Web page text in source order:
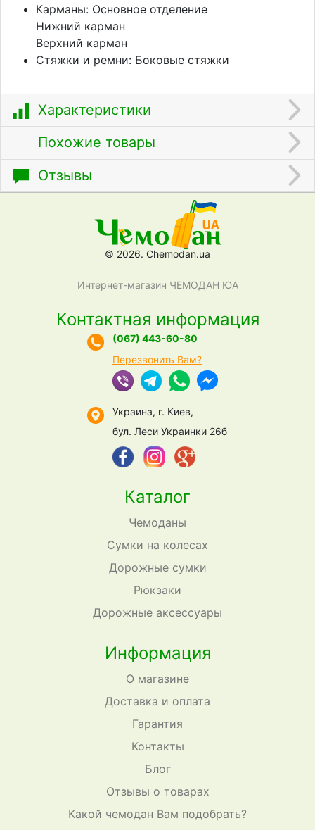
Карманы: Основное отделение
Нижний карман
Верхний карман
Стяжки и ремни: Боковые стяжки
Характеристики
Похожие товары
Отзывы
© 2026. Chemodan.ua
Интернет-магазин ЧЕМОДАН ЮА
Каталог
Чемоданы
Сумки на колесах
Дорожные сумки
Рюкзаки
Дорожные аксессуары
Информация
О магазине
Доставка и оплата
Гарантия
Контакты
Блог
Отзывы о товарах
Какой чемодан Вам подобрать?
Контактная информация
(067) 443-60-80
Перезвонить Вам?
Украина, г. Киев,
бул. Леси Украинки 26б